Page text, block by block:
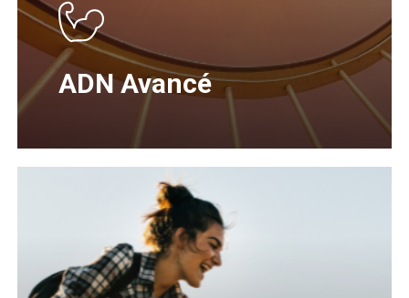
ADN Avancé